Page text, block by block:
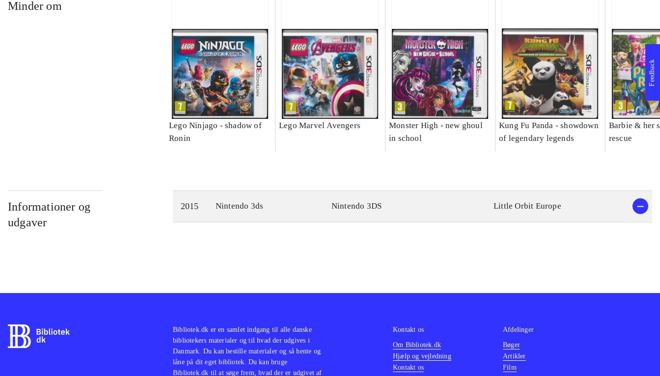
Minder om
Lego Ninjago - shadow of
Ronin
Lego Marvel Avengers
Monster High - new ghoul
in school
Kung Fu Panda - showdown
of legendary legends
Barbie & her
rescue
Informationer og
udgaver
2015 Nintendo 3ds Nintendo 3DS Little Orbit Europe
Feedback
Bibliotek.dk er en samlet indgang til alle danske
bibliotekers materialer og til hvad der udgives i
Danmark. Du kan bestille materialer og så hente og
låne på dit eget bibliotek. Du kan bruge
Bibliotek.dk til at søge frem, hvad der er udgivet af
Kontakt os
Om Bibliotek.dk
Hjælp og vejledning
Kontakt os
Afdelinger
Bøger
Artikler
Film